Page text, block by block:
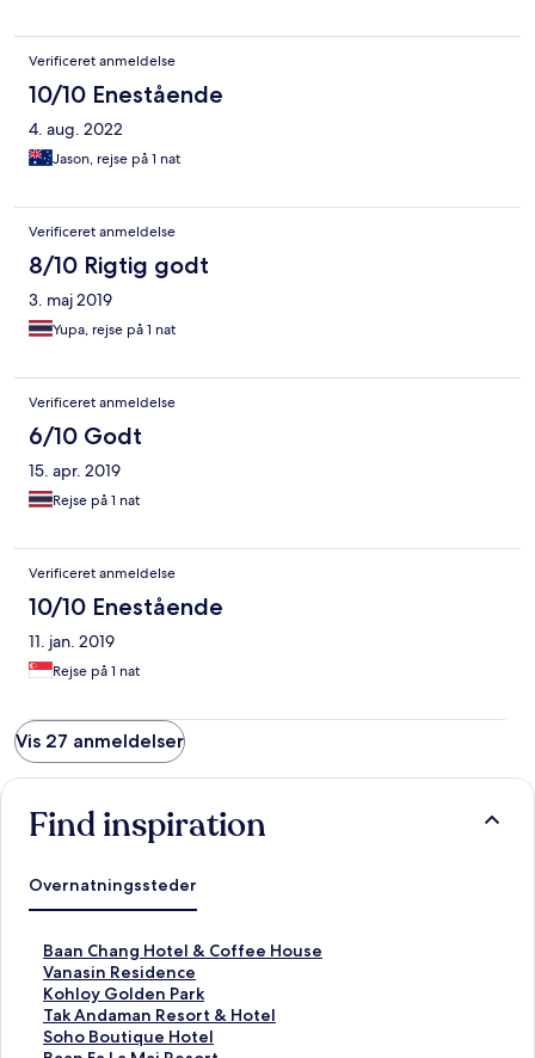
Verificeret anmeldelse
10/10 Enestående
4. aug. 2022
Jason, rejse på 1 nat
Verificeret anmeldelse
8/10 Rigtig godt
3. maj 2019
Yupa, rejse på 1 nat
Verificeret anmeldelse
6/10 Godt
15. apr. 2019
Rejse på 1 nat
Verificeret anmeldelse
10/10 Enestående
11. jan. 2019
Rejse på 1 nat
Vis 27 anmeldelser
Find inspiration
Overnatningssteder
Baan Chang Hotel & Coffee House
L
i
n
k
å
Vanasin Residence
L
i
n
k
Kohloy Golden Park
L
i
n
Tak Andaman Resort & Hotel
L
iSoho Boutique Hotel
L